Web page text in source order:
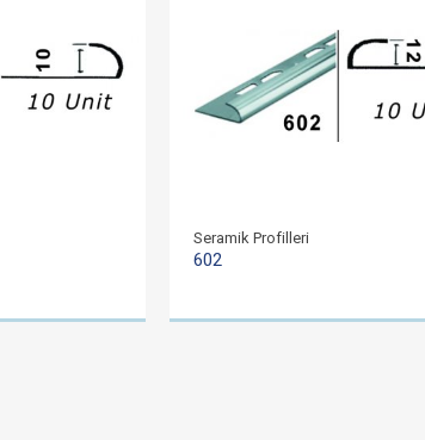
Seramik Profilleri
602